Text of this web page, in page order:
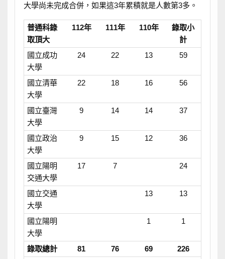
大學尚未完成合併，如果這3年累積就是人數第3多。
普通科錄
取頂大
112年 111年 110年
錄取小
計
國立成功
大學
24 22 13 59
國立清華
大學
22 18 16 56
國立臺灣
大學
9 14 14 37
國立政治
大學
9 15 12 36
國立陽明
交通大學
17 7 24
國立交通
大學
13 13
國立陽明
大學
1 1
錄取總計 81 76 69
226